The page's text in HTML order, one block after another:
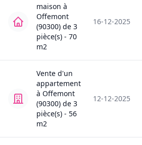
maison à
Offemont
(90300) de 3
pièce(s) - 70
m2
16-12-2025
Vente d'un
appartement
à Offemont
(90300) de 3
pièce(s) - 56
m2
12-12-2025